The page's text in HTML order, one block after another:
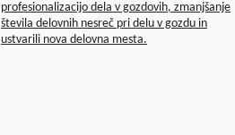
profesionalizacijo dela v gozdovih, zmanjšanje
števila delovnih nesreč pri delu v gozdu in
ustvarili nova delovna mesta.